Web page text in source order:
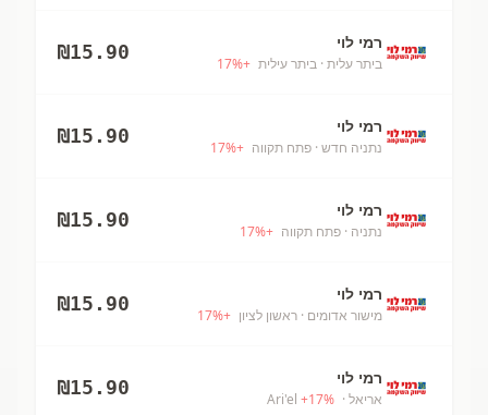
רמי לוי
ביתר עלית · ביתר עילית +
17%
₪15.90
רמי לוי
נתניה חדש · פתח תקווה +
17%
₪15.90
רמי לוי
נתניה · פתח תקווה +
17%
₪15.90
רמי לוי
מישור אדומים · ראשון לציון +
17%
₪15.90
רמי לוי
אריאל · Ari'el
+17%
₪15.90